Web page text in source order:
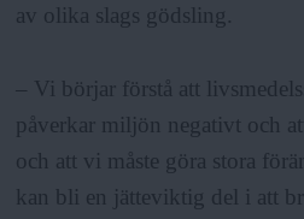
av olika slags gödsling.
– Vi börjar förstå att
påverkar miljön negativt och
och att vi måste göra stora
kan bli en jätteviktig del i att